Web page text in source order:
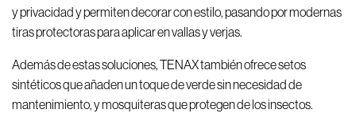
y privacidad y permiten decorar con estilo, pasando por modernas
tiras protectoras para aplicar en vallas y verjas.
Además de estas soluciones, TENAX también ofrece setos
sintéticos que añaden un toque de verde sin necesidad de
mantenimiento, y mosquiteras que protegen de los insectos.